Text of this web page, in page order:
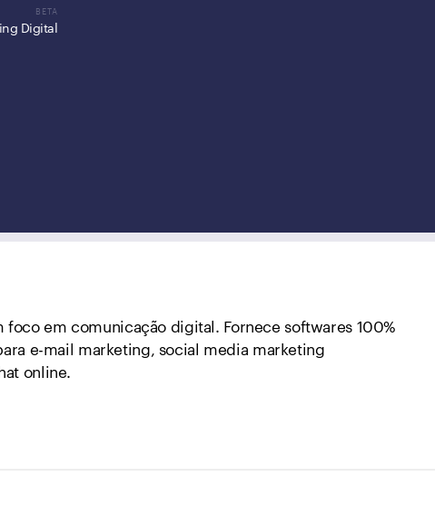
Digital
foco em comunicação digital. Fornece softwares 100%
e-mail marketing, social media marketing
online.